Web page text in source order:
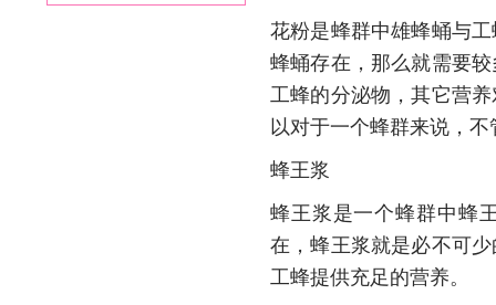
花粉是蜂群中雄蜂蛹与
蜂蛹存在，那么就需要
工蜂的分泌物，其它营
以对于一个蜂群来说，
蜂王浆
蜂王浆是一个蜂群中蜂
在，蜂王浆就是必不可
工蜂提供充足的营养。